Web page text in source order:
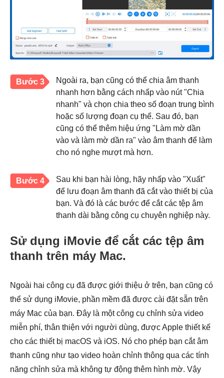
Bước 3
Ngoài ra, bạn cũng có thể chia âm thanh
nhanh hơn bằng cách nhấp vào nút "Chia
nhanh" và chọn chia theo số đoạn trung bình
hoặc số lượng đoạn cụ thể. Sau đó, bạn
cũng có thể thêm hiệu ứng "Làm mờ dần
vào và làm mờ dần ra" vào âm thanh để làm
cho nó nghe mượt mà hơn.
Bước 4
Sau khi bạn hài lòng, hãy nhấp vào "Xuất"
để lưu đoạn âm thanh đã cắt vào thiết bị của
bạn. Và đó là các bước để cắt các tệp âm
thanh dài bằng công cụ chuyên nghiệp này.
Sử dụng iMovie để cắt các tệp âm
thanh trên máy Mac.
Ngoài hai công cụ đã được giới thiệu ở trên, bạn cũng có
thể sử dụng iMovie, phần mềm đã được cài đặt sẵn trên
máy Mac của bạn. Đây là một công cụ chỉnh sửa video
miễn phí, thân thiện với người dùng, được Apple thiết kế
cho các thiết bị macOS và iOS. Nó cho phép bạn cắt âm
thanh cũng như tạo video hoàn chỉnh thông qua các tính
năng chỉnh sửa mà không tự động thêm hình mờ. Vậy